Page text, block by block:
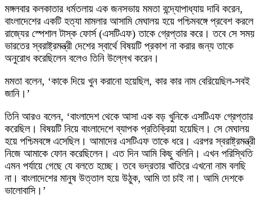
মঙ্গলবার কলকাতার ধর্মতলায় এক জনসভায় মমতা বন্দ্যোপাধ্যায় দাবি করেন,
বাংলাদেশের একটি হত্যা মামলার আসামি মেঘালয় হয়ে পশ্চিমবঙ্গে প্রবেশ করলে
রাজ্যের স্পেশাল টাস্ক ফোর্স (এসটিএফ) তাকে গ্রেপ্তার করে। তবে সে সময়
ভারতের স্বরাষ্ট্রমন্ত্রী দেশের স্বার্থে বিষয়টি প্রকাশ না করার জন্য তাকে
অনুরোধ করেছিলেন বলেও তিনি উল্লেখ করেন।
মমতা বলেন, ‘কাকে দিয়ে খুন করানো হয়েছিল, কার কার নাম বেরিয়েছিল-সবই
জানি।’
তিনি আরও বলেন, ‘বাংলাদেশ থেকে আসা এক বড় খুনিকে এসটিএফ গ্রেপ্তার
করেছিল। বিষয়টি নিয়ে বাংলাদেশে ব্যাপক প্রতিক্রিয়া হয়েছিল। সে মেঘালয়
হয়ে পশ্চিমবঙ্গে এসেছিল। আমাদের এসটিএফ তাকে ধরে। এরপর স্বরাষ্ট্রমন্ত্রী
নিজে আমাকে ফোন করেছিলেন। এত দিন আমি কিছু বলিনি। এখন পরিস্থিতি
এমন পর্যায়ে গেছে যে বলতে হচ্ছে। তবে ভদ্রতার খাতিরে এখনো নাম বলছি
না। বাংলাদেশের মানুষ উত্তাল হয়ে উঠুক, আমি তা চাই না। আমি দেশকে
ভালোবাসি।’